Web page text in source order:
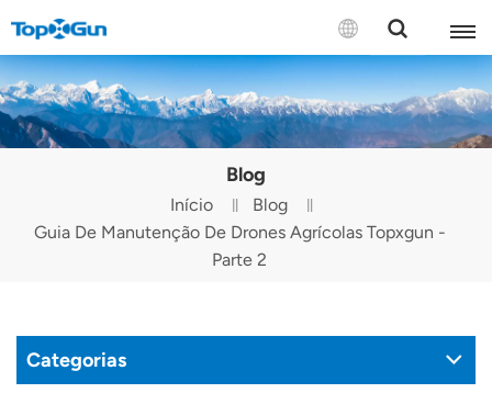
CONTATE-NOS
English
Русский
Português(Brasil)
Türkçe
Blog
Início
Blog
Guia De Manutenção De Drones Agrícolas Topxgun -
Parte 2
Categorias